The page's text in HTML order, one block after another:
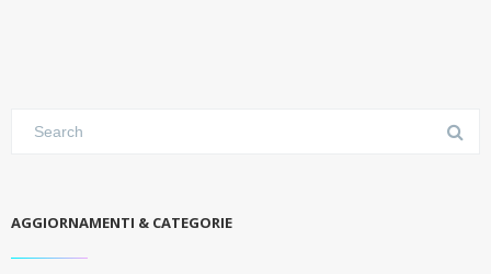
AGGIORNAMENTI & CATEGORIE